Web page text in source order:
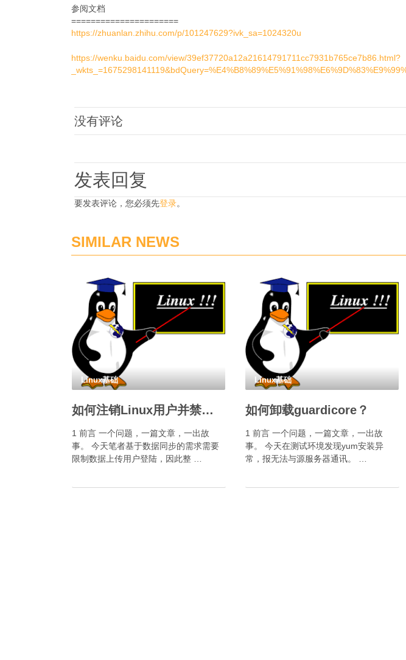
参阅文档
======================
https://zhuanlan.zhihu.com/p/101247629?ivk_sa=1024320u
https://wenku.baidu.com/view/39ef37720a12a21614791711cc7931b765ce7b86.html?
没有评论
发表回复
要发表评论，您必须先登录。
SIMILAR NEWS
Linux基础
如何注销Linux用户并禁止其登陆？
1 前言 一个问题，一篇文章，一出故
事。 今天笔者基于数据同步的需求需要
限制数据上传用户登陆，因此整 …
Linux基础
如何卸载guardicore？
1 前言 一个问题，一篇文章，一出故
事。 今天在测试环境发现yum安装异
常，报无法与源服务器通讯。 …